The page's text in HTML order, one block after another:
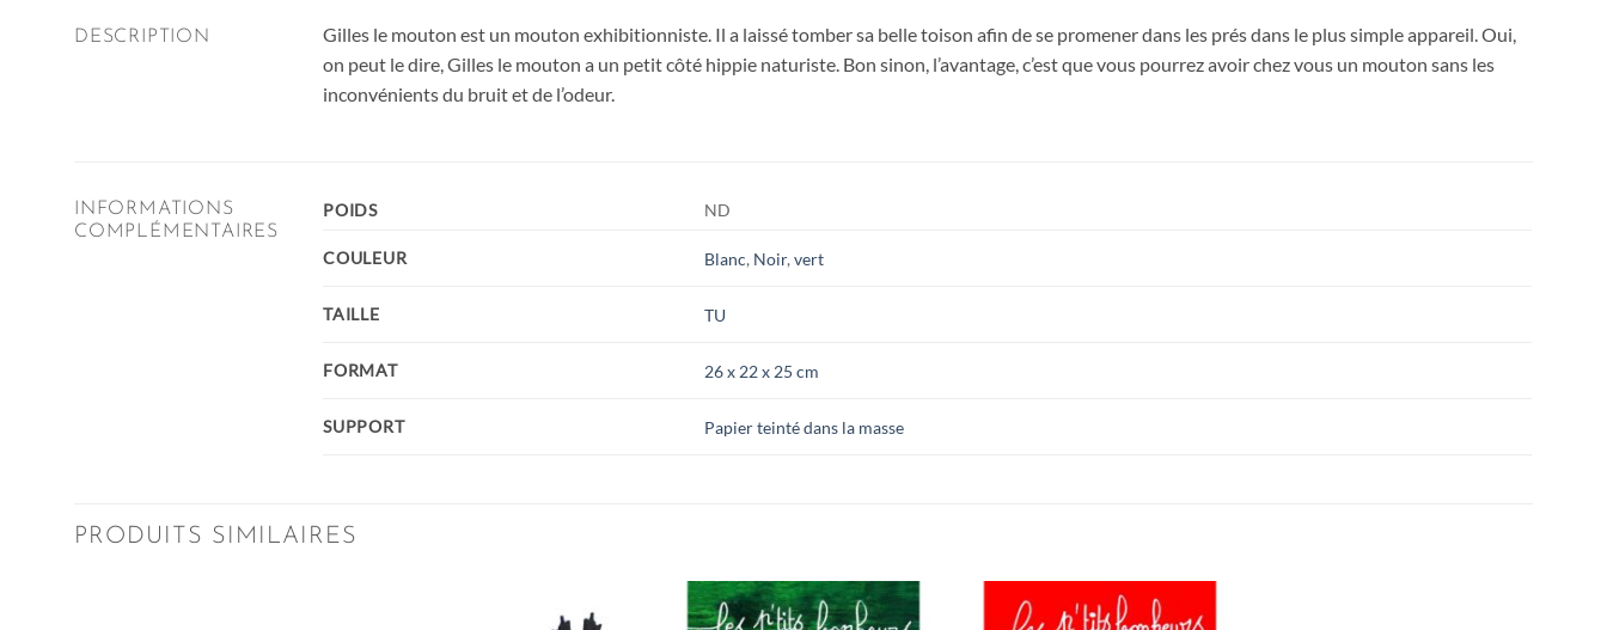
DESCRIPTION
Gilles le mouton est un mouton exhibitionniste. Il a laissé tomber sa belle toison afin de se promener dans les prés dans le plus simple appareil. Oui,
on peut le dire, Gilles le mouton a un petit côté hippie naturiste. Bon sinon, l’avantage, c’est que vous pourrez avoir chez vous un mouton sans les
inconvénients du bruit et de l’odeur.
INFORMATIONS
COMPLÉMENTAIRES
POIDS ND
COULEUR Blanc, Noir, vert
TAILLE TU
FORMAT 26 x 22 x 25 cm
SUPPORT Papier teinté dans la masse
PRODUITS SIMILAIRES